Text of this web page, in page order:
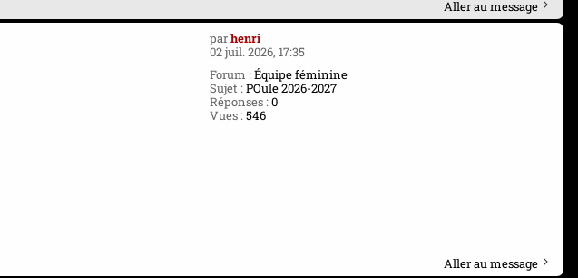
Aller au message
parhenri
02 juil. 2026, 17:35
Forum :Équipe féminine
Sujet :POule 2026-2027
Réponses :0
Vues :546
Aller au message